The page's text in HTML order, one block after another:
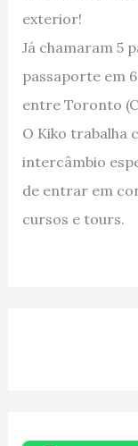
exterior!
Já chamaram 5
passaporte em
entre Toronto
O Kiko trabalha
intercâmbio
de entrar em
cursos e tours.